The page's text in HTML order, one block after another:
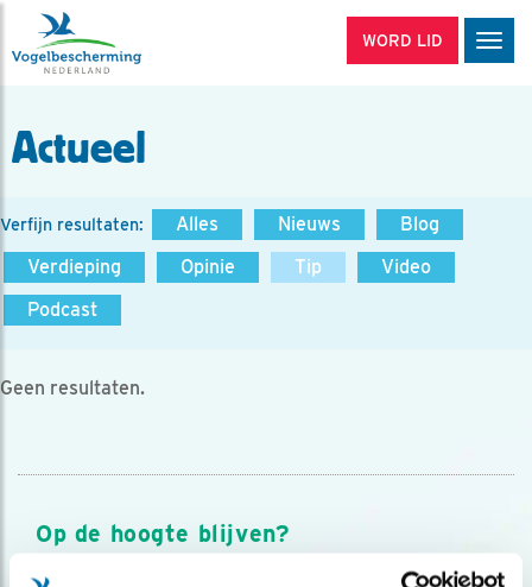
WORD LID
Actueel
Verfijn resultaten: Alles Nieuws
Blog
Verdieping
Opinie Tip
Video
Podcast
Geen resultaten.
Op de hoogte blijven?
Meld je aan en ontvang nieuws, inspiratie, acties en tips